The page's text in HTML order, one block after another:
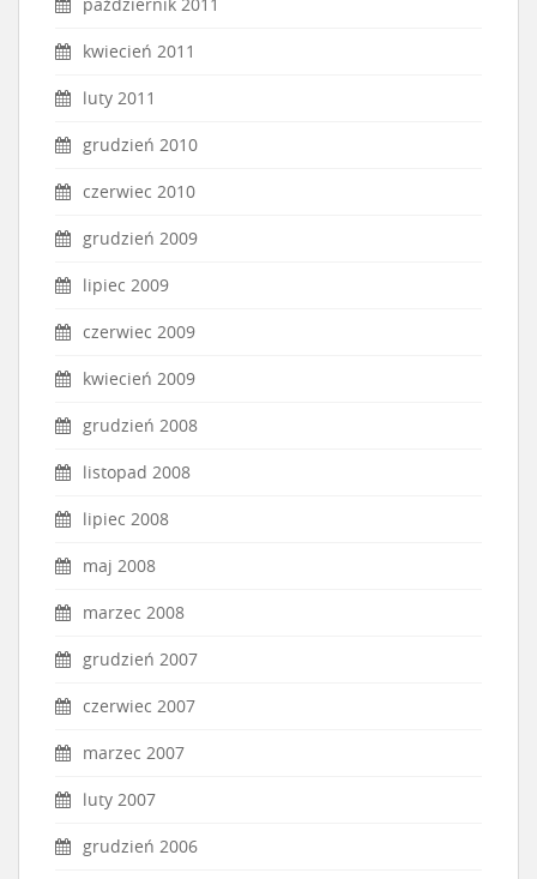
kwiecień 2011
luty 2011
grudzień 2010
czerwiec 2010
grudzień 2009
lipiec 2009
czerwiec 2009
kwiecień 2009
grudzień 2008
listopad 2008
lipiec 2008
maj 2008
marzec 2008
grudzień 2007
czerwiec 2007
marzec 2007
luty 2007
grudzień 2006